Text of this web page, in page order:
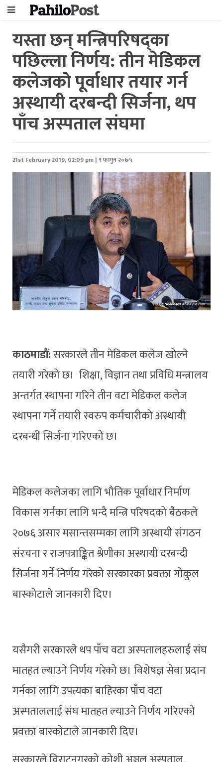
यस्ता छन् मन्त्रिपरिषद्का
पछिल्ला निर्णय: तीन मेडिकल
कलेजको पूर्वाधार तयार गर्न
अस्थायी दरबन्दी सिर्जना, थप
पाँच अस्पताल संघमा
21st February 2019, 02:09 pm | ९ फागुन २०७५
काठमाडौं:सरकारले तीन मेडिकल कलेज खोल्ने
तयारी गरेको छ। शिक्षा, विज्ञान तथा प्रविधि मन्त्रालय
अन्तर्गत स्थापना गरिने तीन वटा मेडिकल कलेज
स्थापना गर्ने तयारी स्वरुप कर्मचारीको अस्थायी
दरबन्धी सिर्जना गरिएको छ।
मेडिकल कलेजका लागि भौतिक पूर्वाधार निर्माण
विकास गर्नका लागि भन्दै मन्त्रि परिषदको बैठकले
२०७६ असार मसान्तसम्मका लागि अस्थायी संगठन
संरचना र राजपत्राङ्कित श्रेणीका अस्थायी दरबन्दी
सिर्जना गर्ने निर्णय गरेको सरकारका प्रवक्ता गोकुल
बास्कोटाले जानकारी दिए।
यसैगरी सरकारले थप पाँच वटा अस्पतालहरुलाई संघ
मातहत ल्याउने निर्णय गरेको छ। विशेषज्ञ सेवा प्रदान
गर्नका लागि उपत्यका बाहिरका पाँच वटा
अस्पताललाई संघ मातहत ल्याउने निर्णय गरिएको
प्रवक्ता बास्कोटाले जानकारी दिए।